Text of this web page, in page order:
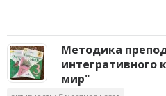
Методика
мир"